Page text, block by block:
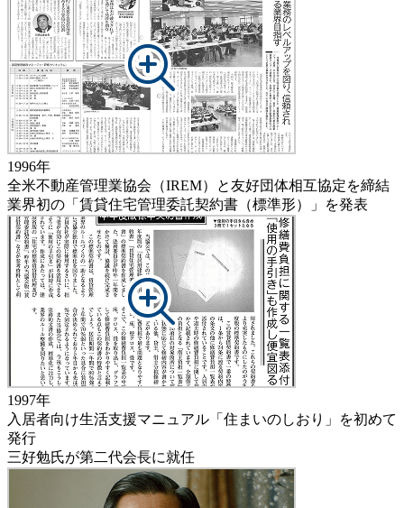
1996年
全米不動産管理業協会（IREM）と友好団体相互協定を締結
業界初の「賃貸住宅管理委託契約書（標準形）」を発表
1997年
入居者向け生活支援マニュアル「住まいのしおり」を初めて
発行
三好勉氏が第二代会長に就任